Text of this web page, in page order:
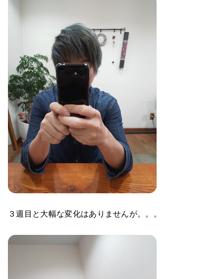
３週目と大幅な変化はありませんが。。。